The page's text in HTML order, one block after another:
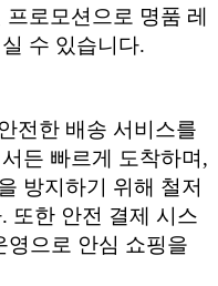
로모션으로 명품 레
수 있습니다.
전한 배송 서비스를
든 빠르게 도착하며,
방지하기 위해 철저
또한 안전 결제 시스
영으로 안심 쇼핑을